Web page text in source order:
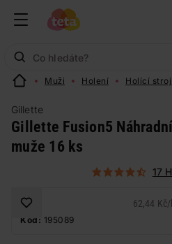
Muži Holení Holící
Gillette
Gillette Fusion5
muže 16 ks
17
62,44 Kč/
Kód: 195089